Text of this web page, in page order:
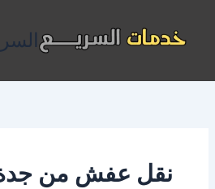
المحتوى
نقل عفش من